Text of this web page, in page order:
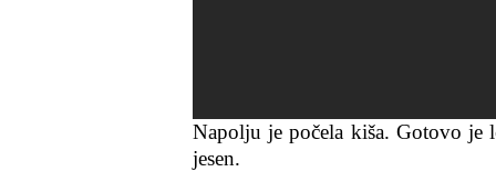
Napolju je počela kiša. Gotovo je
jesen.